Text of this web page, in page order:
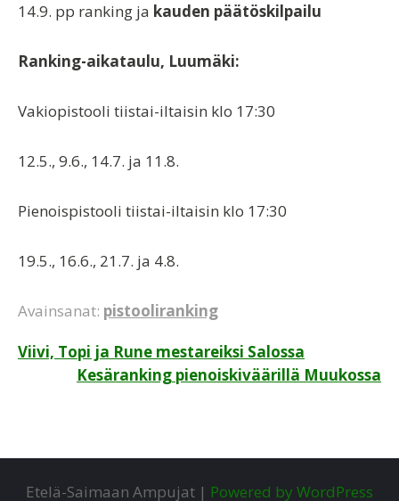
14.9. pp ranking ja kauden päätöskilpailu
Ranking-aikataulu, Luumäki:
Vakiopistooli tiistai-iltaisin klo 17:30
12.5., 9.6., 14.7. ja 11.8.
Pienoispistooli tiistai-iltaisin klo 17:30
19.5., 16.6., 21.7. ja 4.8.
Avainsanat: pistooliranking
Artikkelien
selaus
Viivi, Topi ja Rune mestareiksi Salossa
Kesäranking pienoiskiväärillä Muukossa
Etelä-Saimaan Ampujat | Powered by WordPress